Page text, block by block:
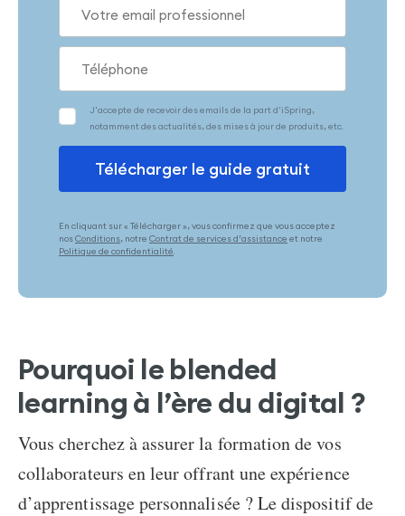
En cliquant sur « Télécharger », vous confirmez que vous acceptez
nosConditions, notre Contrat de services d’assistance et notre
Politique de confidentialité.
Pourquoi le blended
learningà l’ère du digital ?
Vous cherchez à assurer la formation de vos
collaborateurs en leur offrant une expérience
d’apprentissage personnalisée ?Ledispositif de